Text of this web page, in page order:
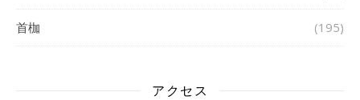
首枷 (195)
アクセス